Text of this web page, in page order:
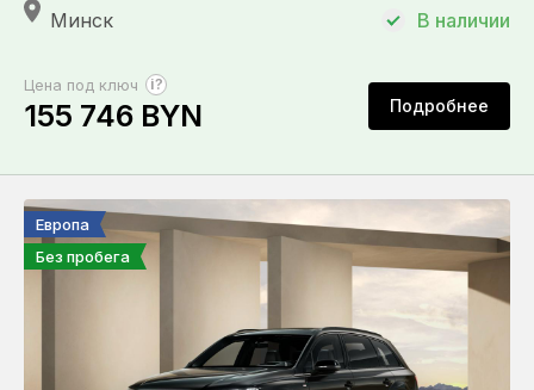
Минск
Цена под ключ ?
155 746 BYN Подробнее
В наличии
Европа
Без пробега